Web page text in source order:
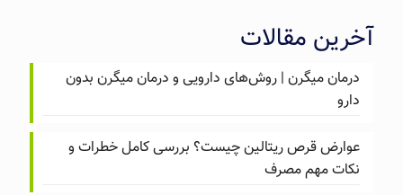
آخرین مقالات
درمان میگرن | روش‌های دارویی و درمان میگرن بدون
دارو
عوارض قرص ریتالین چیست؟ بررسی کامل خطرات و
نکات مهم مصرف